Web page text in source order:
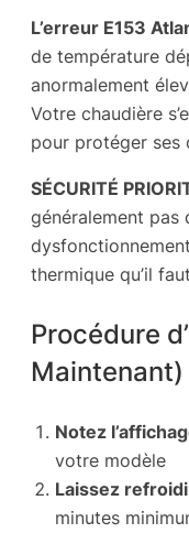
L’erreur E153
de température
anormalement
Votre chaudière
pour protéger ses
SÉCURITÉ
généralement pas
thermique qu’il
Procédure
Maintenant)
Notez
votre modèle
Laissez
minutes